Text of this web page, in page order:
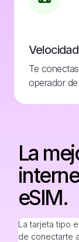
Te
operador
La
eSIM.
La tarjeta tipo
de conectarte